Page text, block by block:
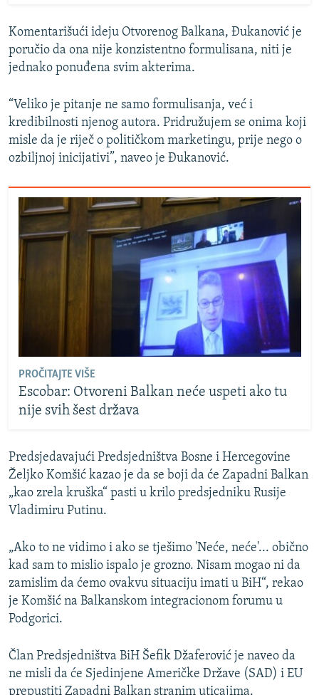
Komentarišući ideju Otvorenog Balkana, Đukanović je
poručio da ona nije konzistentno formulisana, niti je
jednako ponuđena svim akterima.
“Veliko je pitanje ne samo formulisanja, već i
kredibilnosti njenog autora. Pridružujem se onima koji
misle da je riječ o političkom marketingu, prije nego o
ozbiljnoj inicijativi”, naveo je Đukanović.
PROČITAJTE VIŠE
Escobar: Otvoreni Balkan neće uspeti ako tu
nije svih šest država
Predsjedavajući Predsjedništva Bosne i Hercegovine
Željko Komšić kazao je da se boji da će Zapadni Balkan
„kao zrela kruška“ pasti u krilo predsjedniku Rusije
Vladimiru Putinu.
„Ako to ne vidimo i ako se tješimo 'Neće, neće'... obično
kad sam to mislio ispalo je grozno. Nisam mogao ni da
zamislim da ćemo ovakvu situaciju imati u BiH“, rekao
je Komšić na Balkanskom integracionom forumu u
Podgorici.
Član Predsjedništva BiH Šefik Džaferović je naveo da
ne misli da će Sjedinjene Američke Države (SAD) i EU
prepustiti Zapadni Balkan stranim uticajima.